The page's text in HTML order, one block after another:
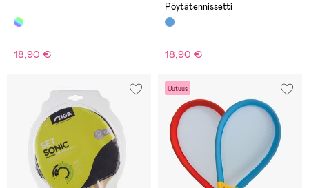
18,90 €
Pöytätennissetti
18,90 €
Uutuus